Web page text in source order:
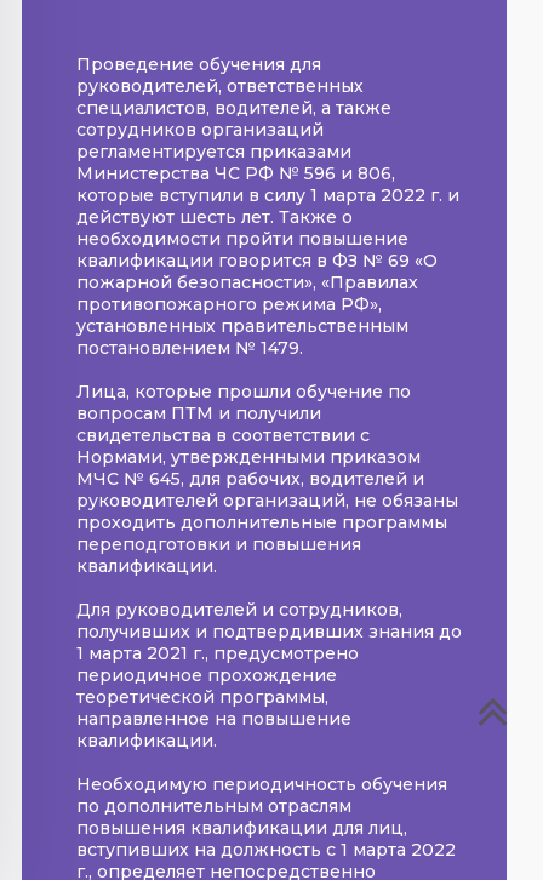
Проведение обучения для
руководителей, ответственных
специалистов, водителей, а также
сотрудников организаций
регламентируется приказами
Министерства ЧС РФ № 596 и 806,
которые вступили в силу 1 марта 2022 г. и
действуют шесть лет. Также о
необходимости пройти повышение
квалификации говорится в ФЗ № 69 «О
пожарной безопасности», «Правилах
противопожарного режима РФ»,
установленных правительственным
постановлением № 1479.
Лица, которые прошли обучение по
вопросам ПТМ и получили
свидетельства в соответствии с
Нормами, утвержденными приказом
МЧС № 645, для рабочих, водителей и
руководителей организаций, не обязаны
проходить дополнительные программы
переподготовки и повышения
квалификации.
Для руководителей и сотрудников,
получивших и подтвердивших знания до
1 марта 2021 г., предусмотрено
периодичное прохождение
теоретической программы,
направленное на повышение
квалификации.
Необходимую периодичность обучения
по дополнительным отраслям
повышения квалификации для лиц,
вступивших на должность с 1 марта 2022
г., определяет непосредственно